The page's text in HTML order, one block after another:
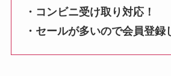
・コンビニ受け取り対応！
・セールが多いので会員登録